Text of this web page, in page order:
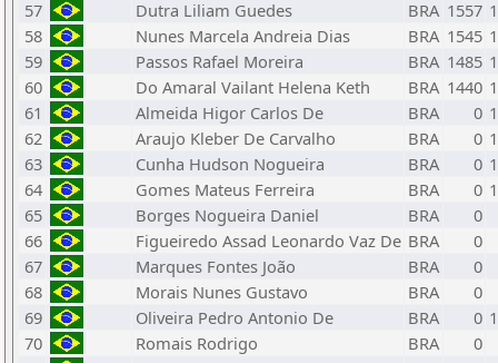
57
Dutra Liliam Guedes BRA 1557
58
Nunes Marcela Andreia Dias BRA 1545
59
Passos Rafael Moreira BRA 1485
60
Do Amaral Vailant Helena Keth BRA 1440
61
Almeida Higor Carlos De BRA 0
62
Araujo Kleber De Carvalho BRA 0
63
Cunha Hudson Nogueira BRA 0
64
Gomes Mateus Ferreira BRA 0
65
Borges Nogueira Daniel BRA
0
66
Figueiredo Assad Leonardo Vaz De BRA
0
67
Marques Fontes João BRA
0
68
Morais Nunes Gustavo BRA
0
69
Oliveira Pedro Antonio De BRA 0
70
Romais Rodrigo BRA
0